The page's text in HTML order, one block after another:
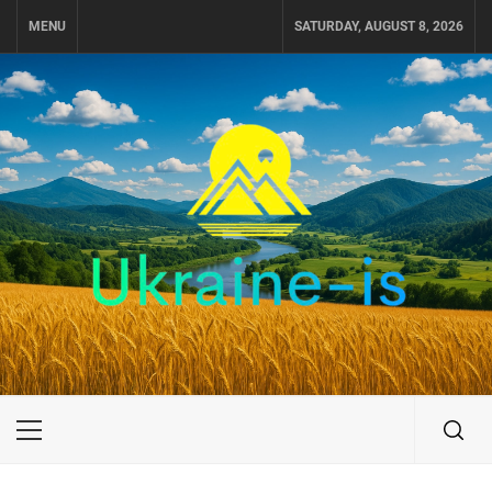
MENU SATURDAY, AUGUST 8, 2026
UKRAINE-IS
ПУТЕШЕСТВИЕ ПО УКРАИНЕ
Primary